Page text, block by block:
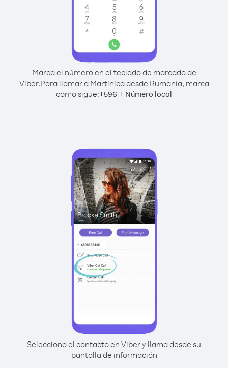
Marca el número en el teclado de marcado de
Viber.Para llamar a Martinica desde Rumanía, marca
como sigue:+596 + Número local
Selecciona el contacto en Viber y llama desde su
pantalla de información